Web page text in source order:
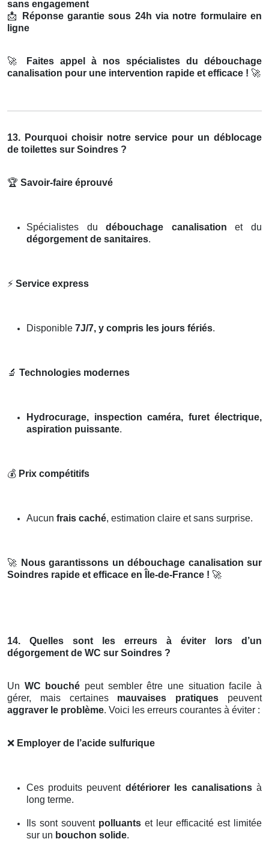
sans engagement
📩
Réponse garantie sous 24h via notre formulaire en
ligne
🚀
Faites appel à nos spécialistes du débouchage
canalisation pour une intervention rapide et efficace ! 🚀
13. Pourquoi choisir notre service pour un déblocage
de toilettes sur Soindres ?
🏆 Savoir-faire éprouvé
Spécialistes dudébouchage canalisation et du
dégorgement de sanitaires.
⚡ Service express
Disponible 7J/7, y compris les jours fériés.
🔬 Technologies modernes
Hydrocurage, inspection caméra, furet électrique,
aspiration puissante.
💰 Prix compétitifs
Aucun frais caché, estimation claire et sans surprise.
🚀 Nous garantissons un débouchage canalisation sur
Soindres rapide et efficace en Île-de-France ! 🚀
14. Quelles sont les erreurs à éviter lors d’un
dégorgement de WC sur Soindres ?
Un WC bouché peut sembler être une situation facile à
gérer, mais certaines mauvaises pratiques peuvent
aggraver le problème. Voici les erreurs courantes à éviter :
❌ Employer de l’acide sulfurique
Ces produits peuvent détériorer les canalisationsà
long terme.
Ils sont souvent polluants et leur efficacité est limitée
sur un bouchon solide.